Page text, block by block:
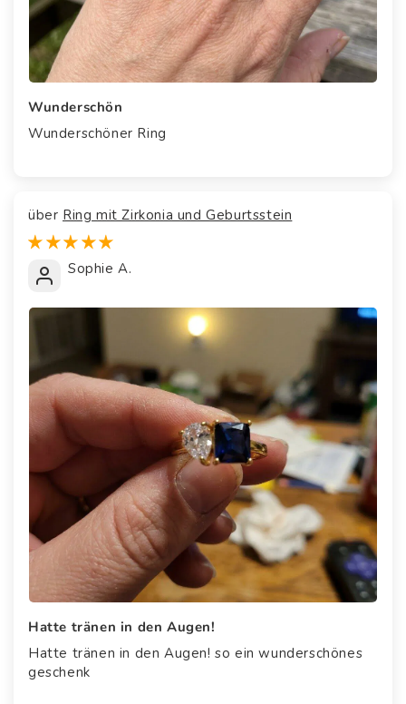
Wunderschön
Wunderschöner Ring
Ring mit Zirkonia und Geburtsstein
Sophie A.
Hatte tränen in den Augen!
Hatte tränen in den Augen! so ein wunderschönes
geschenk